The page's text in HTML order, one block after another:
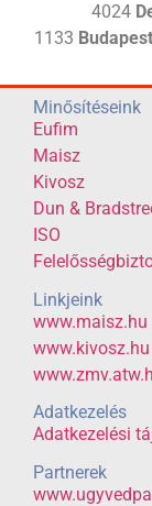
4024
1133 Budapest
Minősítéseink
Eufim
Maisz
Kivosz
Dun &
ISO
Linkjeink
www.maisz.hu
www.kivosz.hu
Adatkezelés
Adatkezelési
Partnerek